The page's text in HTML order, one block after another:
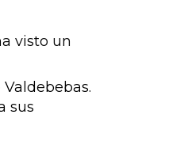
visto un
sus